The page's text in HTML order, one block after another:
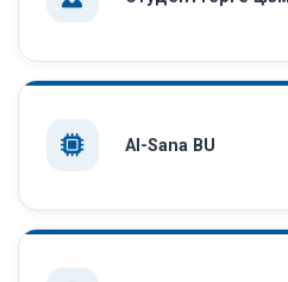
AI-Sana BU